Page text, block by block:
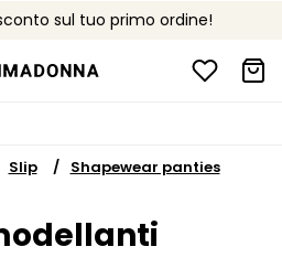
sul tuo primo ordine!
gratuita sopra i €75
gratuiti
Slip Shapewear panties